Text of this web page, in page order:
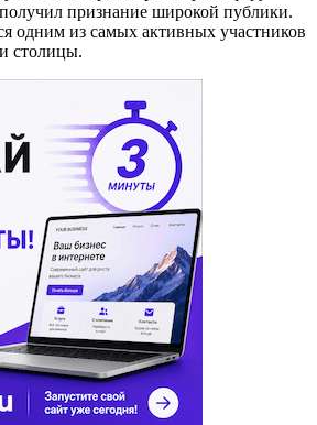
признание широкой публики.
одним из самых активных участников
столицы.